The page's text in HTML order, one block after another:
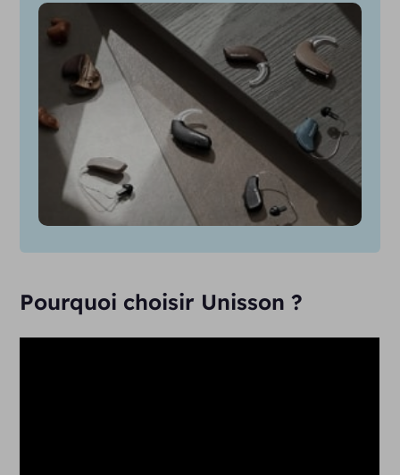
Pourquoi choisir Unisson ?